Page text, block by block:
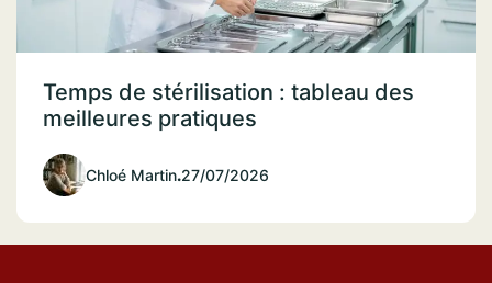
Temps de stérilisation : tableau des
meilleures pratiques
Chloé Martin.27/07/2026